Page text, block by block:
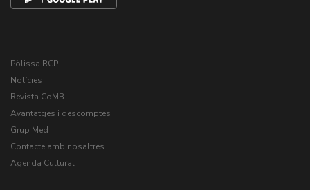
Pòlissa RCP
Notícies
Revista CoMB
Avantatges i descomptes
Grup Med
Contacte amb nosaltres
Agenda Cultural